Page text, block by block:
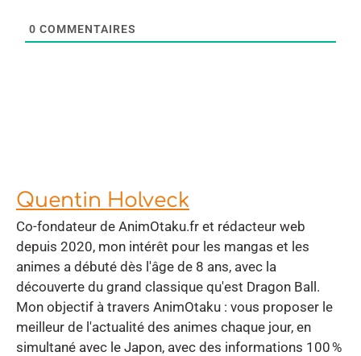
0 COMMENTAIRES
Quentin Holveck
Co-fondateur de AnimOtaku.fr et rédacteur web
depuis 2020, mon intérêt pour les mangas et les
animes a débuté dès l'âge de 8 ans, avec la
découverte du grand classique qu'est Dragon Ball.
Mon objectif à travers AnimOtaku : vous proposer le
meilleur de l'actualité des animes chaque jour, en
simultané avec le Japon, avec des informations 100 %